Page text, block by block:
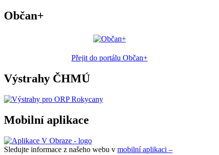
Občan+
Přejit do portálu Občan+
Výstrahy ČHMÚ
Mobilní aplikace
Sledujte informace z našeho webu v mobilní aplikaci –